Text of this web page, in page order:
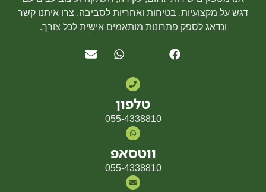
דגש על מקצועיות, בטיחות ואחריות לסביבה. צרו איתנו קשר
ונדאג לספק פתרונות מותאמים אישית לכל צורך.
טלפון
055-4338810
ווטסאפ
055-4338810